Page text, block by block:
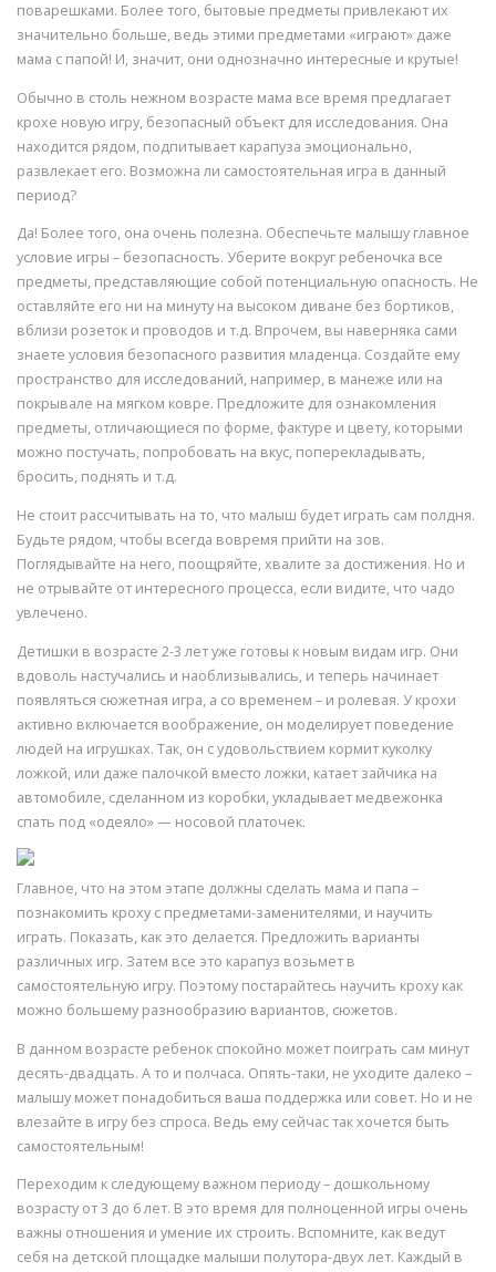
поварешками. Более того, бытовые предметы привлекают их
значительно больше, ведь этими предметами «играют» даже
мама с папой! И, значит, они однозначно интересные и крутые!
Обычно в столь нежном возрасте мама все время предлагает
крохе новую игру, безопасный объект для исследования. Она
находится рядом, подпитывает карапуза эмоционально,
развлекает его. Возможна ли самостоятельная игра в данный
период?
Да! Более того, она очень полезна. Обеспечьте малышу главное
условие игры – безопасность. Уберите вокруг ребеночка все
предметы, представляющие собой потенциальную опасность. Не
оставляйте его ни на минуту на высоком диване без бортиков,
вблизи розеток и проводов и т.д. Впрочем, вы наверняка сами
знаете условия безопасного развития младенца. Создайте ему
пространство для исследований, например, в манеже или на
покрывале на мягком ковре. Предложите для ознакомления
предметы, отличающиеся по форме, фактуре и цвету, которыми
можно постучать, попробовать на вкус, поперекладывать,
бросить, поднять и т.д.
Не стоит рассчитывать на то, что малыш будет играть сам полдня.
Будьте рядом, чтобы всегда вовремя прийти на зов.
Поглядывайте на него, поощряйте, хвалите за достижения. Но и
не отрывайте от интересного процесса, если видите, что чадо
увлечено.
Детишки в возрасте 2-3 лет уже готовы к новым видам игр. Они
вдоволь настучались и наоблизывались, и теперь начинает
появляться сюжетная игра, а со временем – и ролевая. У крохи
активно включается воображение, он моделирует поведение
людей на игрушках. Так, он с удовольствием кормит куколку
ложкой, или даже палочкой вместо ложки, катает зайчика на
автомобиле, сделанном из коробки, укладывает медвежонка
спать под «одеяло» — носовой платочек.
Главное, что на этом этапе должны сделать мама и папа –
познакомить кроху с предметами-заменителями, и научить
играть. Показать, как это делается. Предложить варианты
различных игр. Затем все это карапуз возьмет в
самостоятельную игру. Поэтому постарайтесь научить кроху как
можно большему разнообразию вариантов, сюжетов.
В данном возрасте ребенок спокойно может поиграть сам минут
десять-двадцать. А то и полчаса. Опять-таки, не уходите далеко –
малышу может понадобиться ваша поддержка или совет. Но и не
влезайте в игру без спроса. Ведь ему сейчас так хочется быть
самостоятельным!
Переходим к следующему важном периоду – дошкольному
возрасту от 3 до 6 лет. В это время для полноценной игры очень
важны отношения и умение их строить. Вспомните, как ведут
себя на детской площадке малыши полутора-двух лет. Каждый в